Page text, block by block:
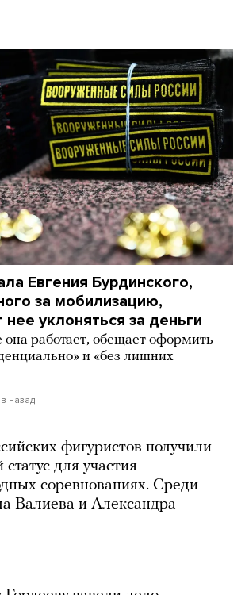
Евгения Бурдинского,
за мобилизацию,
нее уклоняться за деньги
работает, обещает оформить
и «без лишних
назад
фигуристов получили
для участия
соревнованиях. Среди
Валиева и Александра